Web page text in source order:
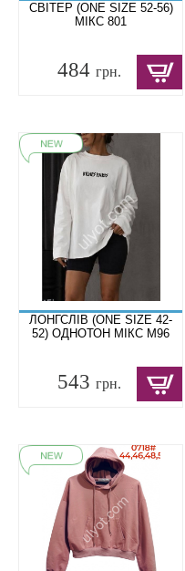
СВІТЕР (ONE SIZE 52-56)
МІКС 801
484 грн.
ЛОНГСЛІВ (ONE SIZE 42-
52) ОДНОТОН МІКС M96
543 грн.